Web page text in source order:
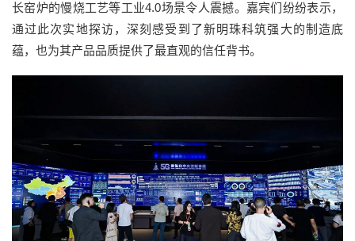
长窑炉的慢烧工艺等工业4.0场景令人震撼。嘉宾们纷纷表示，
通过此次实地探访，深刻感受到了新明珠科筑强大的制造底
蕴，也为其产品品质提供了最直观的信任背书。